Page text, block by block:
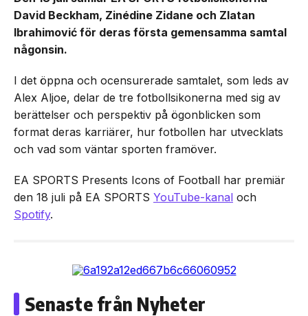
David Beckham, Zinédine Zidane och Zlatan
Ibrahimović för deras första gemensamma samtal
någonsin.
I det öppna och ocensurerade samtalet, som leds av
Alex Aljoe, delar de tre fotbollsikonerna med sig av
berättelser och perspektiv på ögonblicken som
format deras karriärer, hur fotbollen har utvecklats
och vad som väntar sporten framöver.
EA SPORTS Presents Icons of Football har premiär
den 18 juli på EA SPORTS YouTube-kanal och
Spotify.
Senaste från Nyheter